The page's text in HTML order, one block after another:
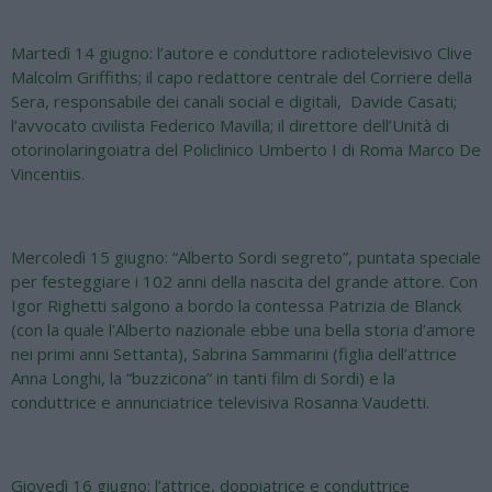
Martedì 14 giugno: l’autore e conduttore radiotelevisivo Clive
Malcolm Griffiths; il capo redattore centrale del Corriere della
Sera, responsabile dei canali social e digitali, Davide Casati;
l’avvocato civilista Federico Mavilla; il direttore dell’Unità di
otorinolaringoiatra del Policlinico Umberto I di Roma Marco De
Vincentiis.
Mercoledì 15 giugno: “Alberto Sordi segreto”, puntata speciale
per festeggiare i 102 anni della nascita del grande attore. Con
Igor Righetti salgono a bordo la contessa Patrizia de Blanck
(con la quale l’Alberto nazionale ebbe una bella storia d’amore
nei primi anni Settanta), Sabrina Sammarini (figlia dell’attrice
Anna Longhi, la “buzzicona” in tanti film di Sordi) e la
conduttrice e annunciatrice televisiva Rosanna Vaudetti.
Giovedì 16 giugno: l’attrice, doppiatrice e conduttrice